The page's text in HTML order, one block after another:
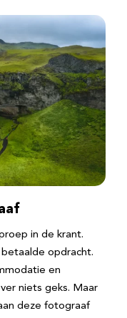
in de krant.
opdracht.
en
niets geks. Maar
deze fotograaf